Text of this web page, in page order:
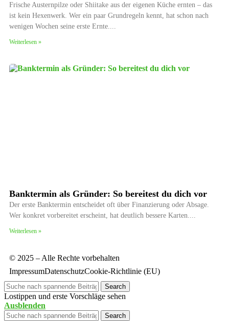
Frische Austernpilze oder Shiitake aus der eigenen Küche ernten – das
ist kein Hexenwerk. Wer ein paar Grundregeln kennt, hat schon nach
wenigen Wochen seine erste Ernte.
Weiterlesen »
Banktermin als Gründer: So bereitest du dich vor
Der erste Banktermin entscheidet oft über Finanzierung oder Absage.
Wer konkret vorbereitet erscheint, hat deutlich bessere Karten.
Weiterlesen »
© 2025 – Alle Rechte vorbehalten
ImpressumDatenschutzCookie-Richtlinie (EU)
Search
Lostippen und erste Vorschläge sehen
Ausblenden
Search